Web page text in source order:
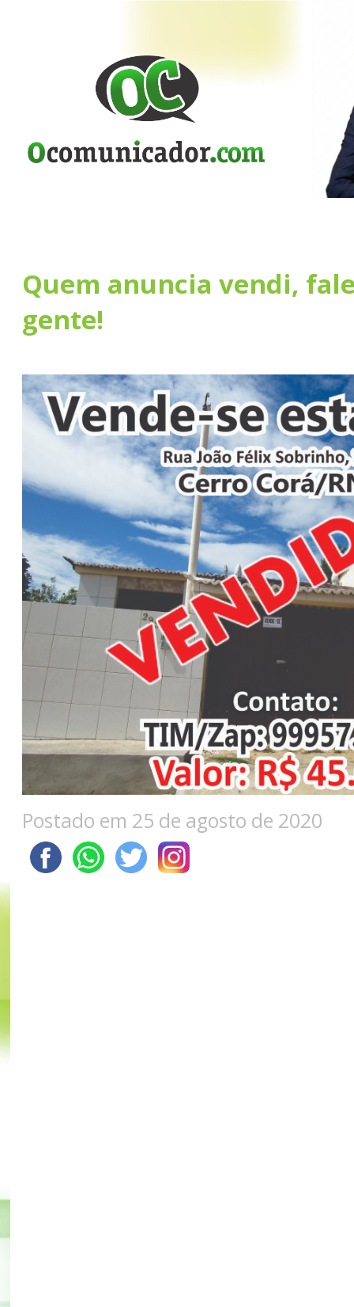
Quem anuncia vendi,
gente!
Postado em 25 de agosto de 2020